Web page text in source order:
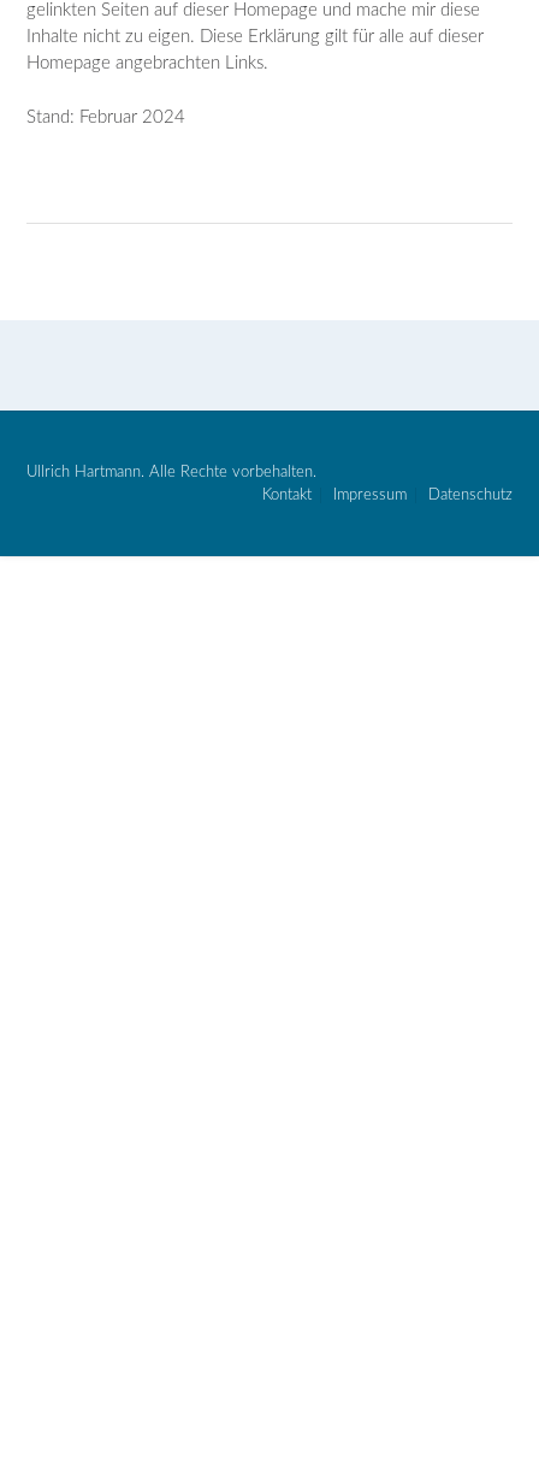
gelinkten Seiten auf dieser Homepage und mache mir diese
Inhalte nicht zu eigen. Diese Erklärung gilt für alle auf dieser
Homepage angebrachten Links.
Stand: Februar 2024
Ullrich Hartmann. Alle Rechte vorbehalten.
Kontakt
Impressum Datenschutz